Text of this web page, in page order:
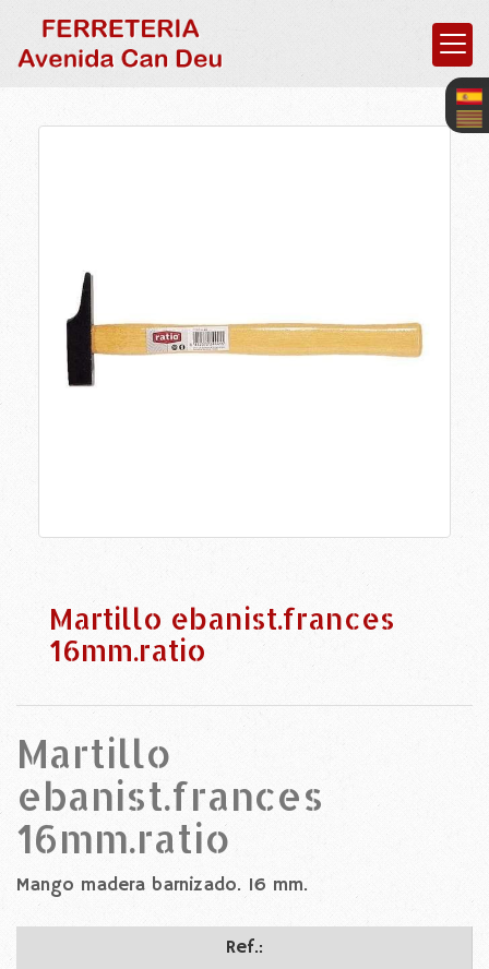
Martillo ebanist.frances
16mm.ratio
Martillo
ebanist.frances
16mm.ratio
Mango madera barnizado. 16 mm.
Ref.: